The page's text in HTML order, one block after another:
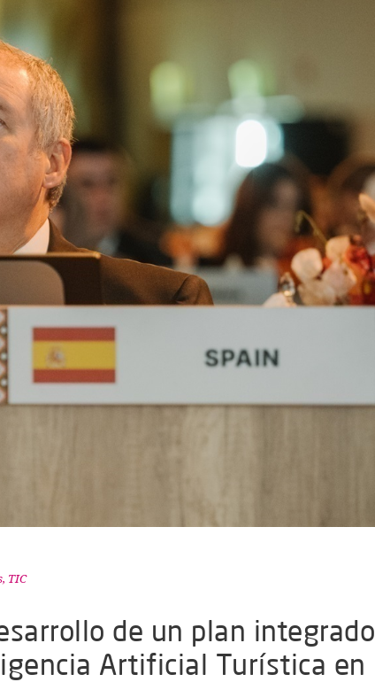
, TIC
de un plan integrado
Artificial Turística en